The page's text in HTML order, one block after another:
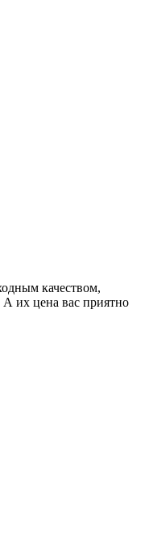
качеством,
их цена вас приятно